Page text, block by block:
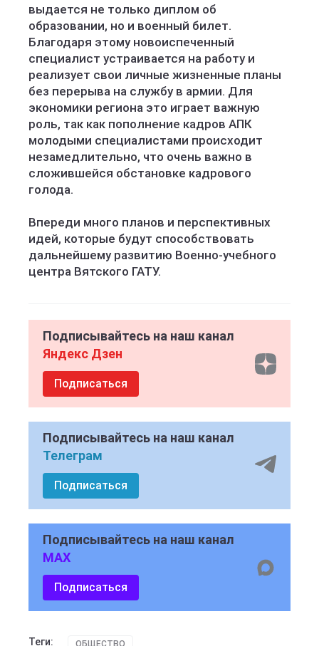
выдается не только диплом об
образовании, но и военный билет.
Благодаря этому новоиспеченный
специалист устраивается на работу и
реализует свои личные жизненные планы
без перерыва на службу в армии. Для
экономики региона это играет важную
роль, так как пополнение кадров АПК
молодыми специалистами происходит
незамедлительно, что очень важно в
сложившейся обстановке кадрового
голода.
Впереди много планов и перспективных
идей, которые будут способствовать
дальнейшему развитию Военно-учебного
центра Вятского ГАТУ.
Подписывайтесь на наш канал
Яндекс Дзен
Подписаться
Подписывайтесь на наш канал
Телеграм
Подписаться
Подписывайтесь на наш канал
MAX
Подписаться
Теги: ОБЩЕСТВО